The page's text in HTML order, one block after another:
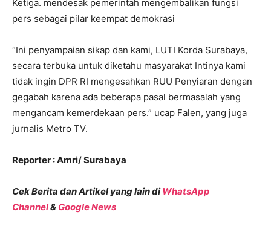
Ketiga. mendesak pemerintah mengembalikan fungsi
pers sebagai pilar keempat demokrasi
“Ini penyampaian sikap dan kami, LUTI Korda Surabaya,
secara terbuka untuk diketahu masyarakat Intinya kami
tidak ingin DPR RI mengesahkan RUU Penyiaran dengan
gegabah karena ada beberapa pasal bermasalah yang
mengancam kemerdekaan pers.” ucap Falen, yang juga
jurnalis Metro TV.
Reporter : Amri/ Surabaya
Cek Berita dan Artikel yang lain diWhatsApp
Channel& Google News